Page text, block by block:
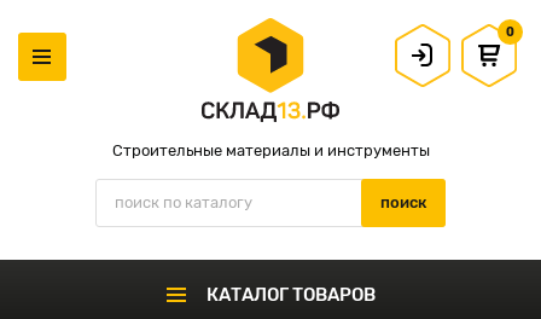
Строительные материалы и инструменты
0
КАТАЛОГ ТОВАРОВ